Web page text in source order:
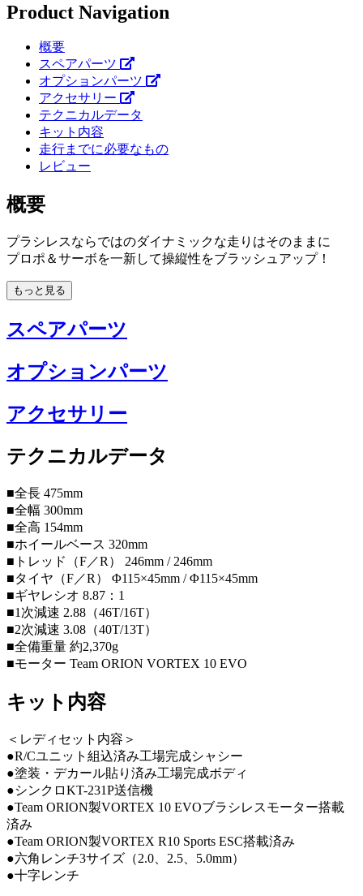
Product Navigation
概要
スペアパーツ
オプションパーツ
アクセサリー
テクニカルデータ
キット内容
走行までに必要なもの
レビュー
概要
プラシレスならではのダイナミックな走りはそのままに
プロポ＆サーボを一新して操縦性をブラッシュアップ！
もっと見る
スペアパーツ
オプションパーツ
アクセサリー
テクニカルデータ
■全長 475mm
■全幅 300mm
■全高 154mm
■ホイールベース 320mm
■トレッド（F／R） 246mm / 246mm
■タイヤ（F／R） Φ115×45mm / Φ115×45mm
■ギヤレシオ 8.87：1
■1次減速 2.88（46T/16T）
■2次減速 3.08（40T/13T）
■全備重量 約2,370g
■モーター Team ORION VORTEX 10 EVO
キット内容
＜レディセット内容＞
●R/Cユニット組込済み工場完成シャシー
●塗装・デカール貼り済み工場完成ボディ
●シンクロKT-231P送信機
●Team ORION製VORTEX 10 EVOブラシレスモーター搭載
済み
●Team ORION製VORTEX R10 Sports ESC搭載済み
●六角レンチ3サイズ（2.0、2.5、5.0mm）
●十字レンチ